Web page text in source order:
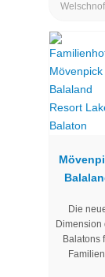
Die
Dimension
Balatons